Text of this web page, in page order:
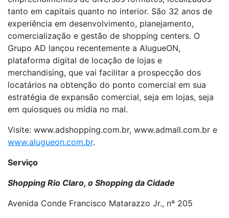
tanto em capitais quanto no interior. São 32 anos de
experiência em desenvolvimento, planejamento,
comercialização e gestão de shopping centers. O
Grupo AD lançou recentemente a AlugueON,
plataforma digital de locação de lojas e
merchandising, que vai facilitar a prospecção dos
locatários na obtenção do ponto comercial em sua
estratégia de expansão comercial, seja em lojas, seja
em quiosques ou mídia no mal.
Visite: www.adshopping.com.br, www.admall.com.br e
www.alugueon.com.br.
Serviço
Shopping Rio Claro, o Shopping da Cidade
Avenida Conde Francisco Matarazzo Jr., nº 205